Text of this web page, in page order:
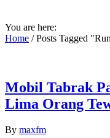
You are here:
Home /Posts Tagged
Mobil Tabrak
Lima Orang
By maxfm